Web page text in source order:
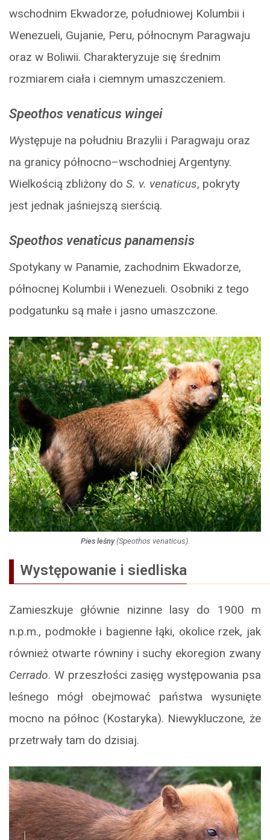
wschodnim Ekwadorze, południowej Kolumbii i
Wenezueli, Gujanie, Peru, północnym Paragwaju
oraz w Boliwii. Charakteryzuje się średnim
rozmiarem ciała i ciemnym umaszczeniem.
Speothos venaticus wingei
Występuje na południu Brazylii i Paragwaju oraz
na granicy północno–wschodniej Argentyny.
Wielkością zbliżony do S. v. venaticus, pokryty
jest jednak jaśniejszą sierścią.
Speothos venaticus panamensis
Spotykany w Panamie, zachodnim Ekwadorze,
północnej Kolumbii i Wenezueli. Osobniki z tego
podgatunku są małe i jasno umaszczone.
Pies leśny(Speothos venaticus).
Występowanie i siedliska
Zamieszkuje głównie nizinne lasy do 1900 m
n.p.m., podmokłe i bagienne łąki, okolice rzek, jak
również otwarte równiny i suchy ekoregion zwany
Cerrado. W przeszłości zasięg występowania psa
leśnego mógł obejmować państwa wysunięte
mocno na północ (Kostaryka). Niewykluczone, że
przetrwały tam do dzisiaj.